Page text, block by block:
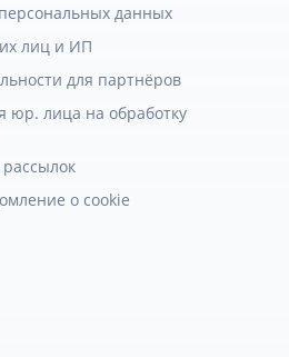
данных
лиц и ИП
для партнёров
юр. лица на обработку
о cookie